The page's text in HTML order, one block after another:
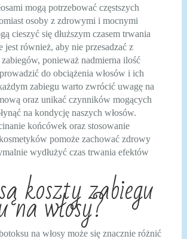
mogą potrzebować częstszych
osoby z zdrowymi i mocnymi
cieszyć się dłuższym czasem trwania
jest również, aby nie przesadzać z
ponieważ nadmierna ilość
do obciążenia włosów i ich
zabiegu warto zwrócić uwagę na
oraz unikać czynników mogących
na kondycję naszych włosów.
końcówek oraz stosowanie
pomoże zachować zdrowy
wydłużyć czas trwania efektów
koszty zabiegu
na włosy?
na włosy może się znacznie różnić